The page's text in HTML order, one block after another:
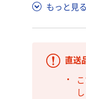
もっと見る
直送